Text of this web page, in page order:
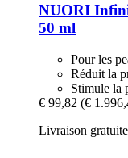
NUORI
50 ml
Pour les
Réduit la
Stimule la
€ 99,82 (€
Livraison